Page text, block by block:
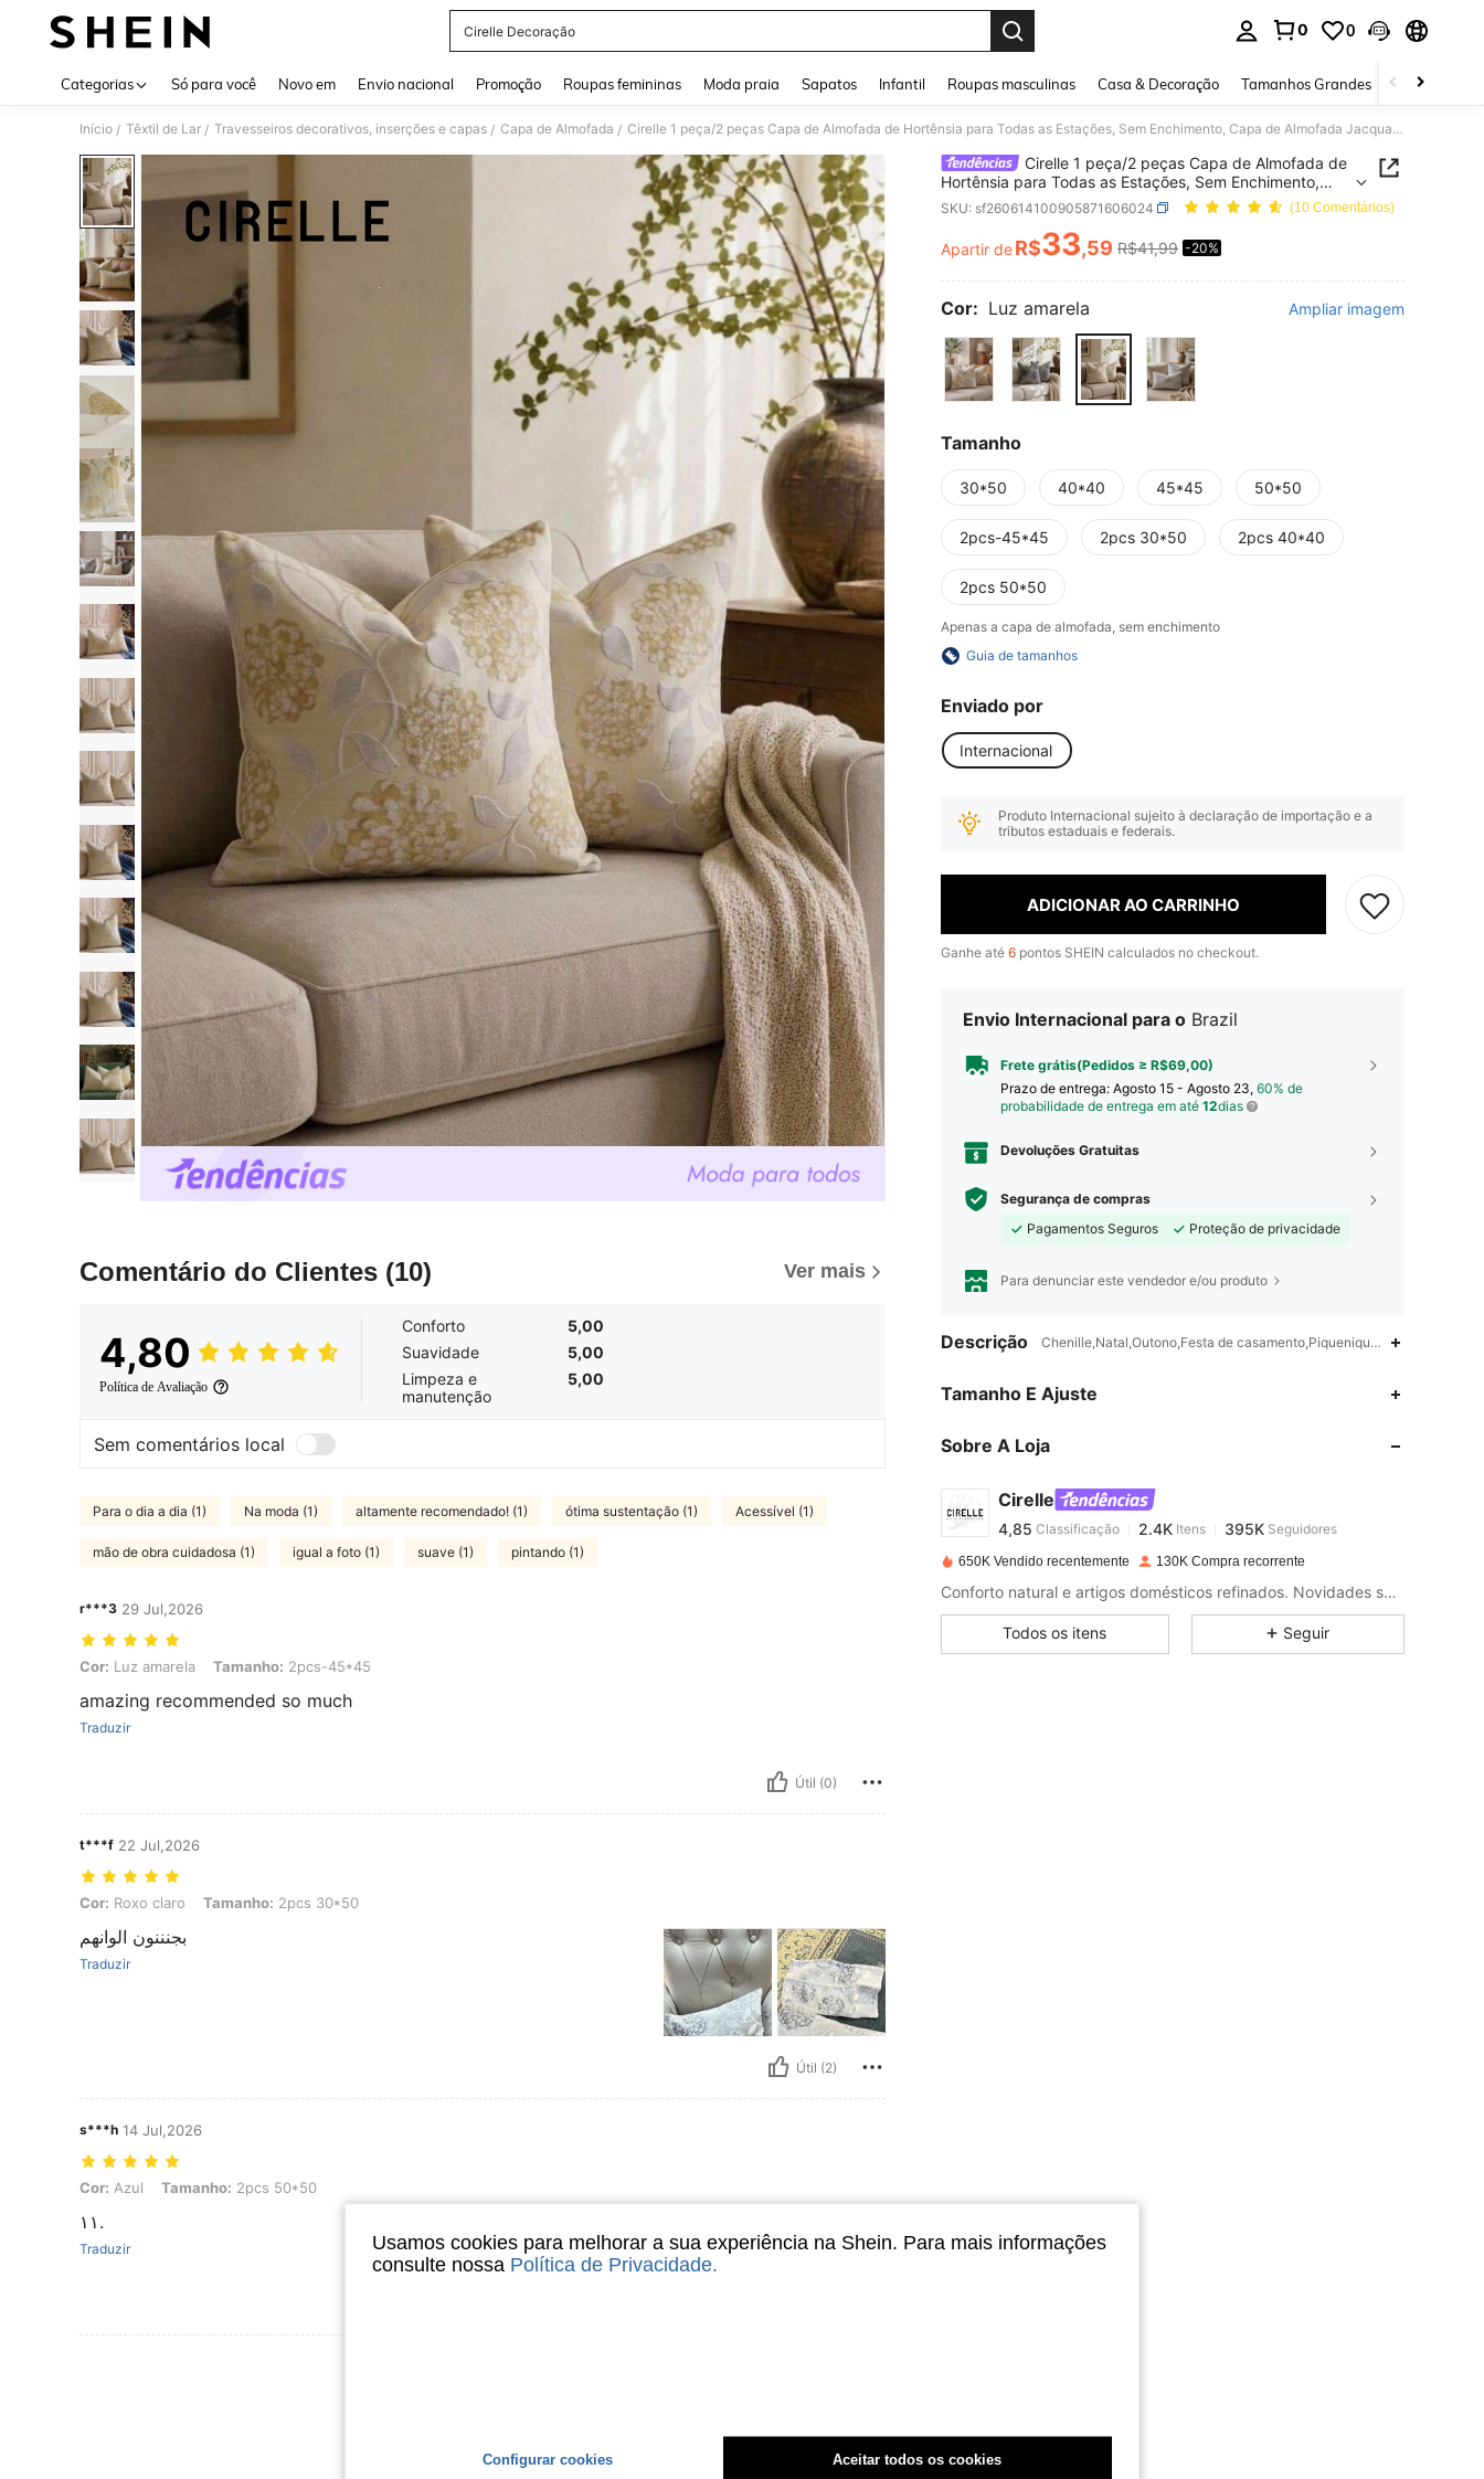
Cirelle Decoração
0 0
Categorias Só para você Novo em Envio nacional Promoção Roupas femininas Moda praia Sapatos Infantil Roupas masculinas Casa & Decoração Tamanhos Grandes Joias e
Início / Têxtil de Lar / Travesseiros decorativos, inserções e capas / Capa de Almofada / Cirelle 1 peça/2 peças Capa de Almofada de Hortênsia para Todas as Estações, Sem Enchimento, Capa de Almofada Jacquard Elegante para Decoração Doméstica, Sala de Estar & Sofá Estilo Fazenda Quarto
Comentário do Clientes (10) Ver mais
4,80
Política de Avaliação
Conforto
5,00
Suavidade
5,00
Limpeza e
manutenção
5,00
Sem comentários local
Para o dia a dia (1) Na moda (1) altamente recomendado! (1) ótima sustentação (1) Acessível (1)
mão de obra cuidadosa (1) igual a foto (1) suave (1) pintando (1)
r***3 29 Jul,2026
Cor: Luz amarela, Tamanho: 2pcs-45*45
Cor: Luz amarela Tamanho: 2pcs-45*45
amazing recommended so much
Traduzir
Útil (0)
t***f 22 Jul,2026
Cor: Roxo claro, Tamanho: 2pcs 30*50
Cor: Roxo claro Tamanho: 2pcs 30*50
بجنننون الوانهم
Traduzir
Útil (2)
s***h 14 Jul,2026
Cor: Azul, Tamanho: 2pcs 50*50
Cor: Azul Tamanho: 2pcs 50*50
١١.
Traduzir
Cirelle 1 peça/2 peças Capa de Almofada de
Hortênsia para Todas as Estações, Sem Enchimento,
Capa de Almofada Jacquard Elegante para Decoração
Doméstica, Sala de Estar & Sofá Estilo Fazenda Quarto
SKU: sf260614100905871606024 (10 Comentários)
PRICE AND AVAILABILITY
Apartir deR$33,59 R$41,99 -20%
Cor: Luz amarela Ampliar imagem
Tamanho
30*50 40*40 45*45 50*50
2pcs-45*45 2pcs 30*50 2pcs 40*40
2pcs 50*50
Apenas a capa de almofada, sem enchimento
Guia de tamanhos
Enviado por
Internacional
Produto Internacional sujeito à declaração de importação e a
tributos estaduais e federais.
ADICIONAR AO CARRINHO
Ganhe até 6 pontos SHEIN calculados no checkout.
Envio Internacional para o Brazil
Frete grátis(Pedidos ≥ R$69,00)
Prazo de entrega: Agosto 15 - Agosto 23, 60% de
probabilidade de entrega em até 12dias
Devoluções Gratuitas
Segurança de compras
Pagamentos Seguros
Proteção de privacidade
Para denunciar este vendedor e/ou produto
Descrição Chenille,Natal,Outono,Festa de casamento,Piquenique na
Tamanho E Ajuste
Sobre A Loja
Cirelle
4,85
4,85
Classificação 2.4K
j***rpago1 dia atrás
4,85 2.4K 395K
4,85 2.4K 395K
650K Vendido recentemente 130K Compra recorrente
Conforto natural e artigos domésticos refinados. Novidades semanais — siga para atualizações!
Todos os itens Seguir
Usamos cookies para melhorar a sua experiência na Shein. Para mais informações
consulte nossa Política de Privacidade.
Configurar cookies Aceitar todos os cookies